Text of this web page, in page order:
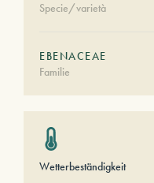
Specie/varietà
EBENACEAE
Familie
Wetterbeständigkeit